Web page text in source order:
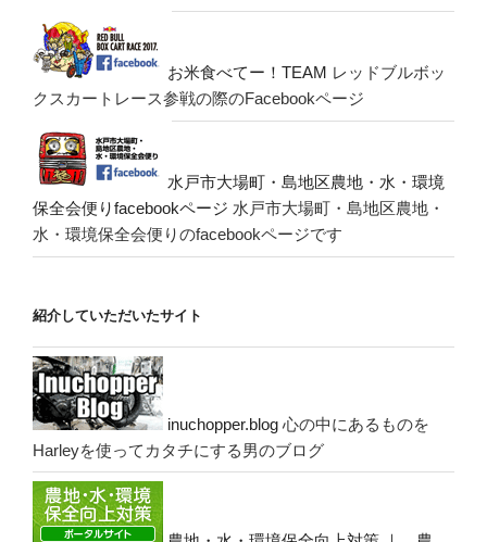
お米食べてー！TEAM レッドブルボッ
クスカートレース参戦の際のFacebookページ
水戸市大場町・島地区農地・水・環境
保全会便りfacebookページ 水戸市大場町・島地区農地・
水・環境保全会便りのfacebookページです
紹介していただいたサイト
inuchopper.blog 心の中にあるものを
Harleyを使ってカタチにする男のブログ